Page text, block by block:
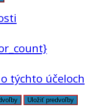
týchto účeloch
Uložiť predvoľby